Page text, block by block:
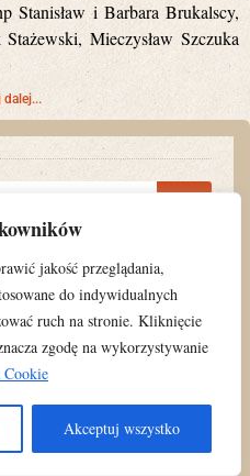
jakość przeglądania,
do indywidualnych
ruch na stronie. Kliknięcie
zgodę na wykorzystywanie
Akceptuj wszystko
Stanisław i Barbara Brukalscy,
Mieczysław Szczuka
dalej...
Facebooku